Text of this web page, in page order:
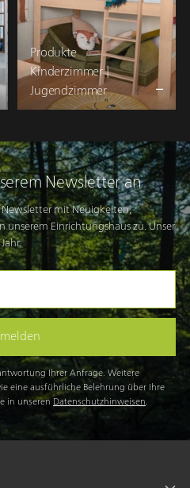
Produkte
Kinderzimmer |
Jugendzimmer
Newsletter an
mit Neuigkeiten,
Einrichtungshaus zu. Unser
Ihrer Anfrage. Weitere
eine ausführliche Belehrung über Ihre
in unseren Datenschutzhinweisen.